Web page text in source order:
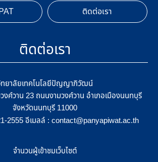
ติดต่อเรา
ติดต่อเรา
ยาลัยเทคโนโลยีปัญญาภิวัฒน์
งศ์วาน 23 ถนนงามวงศ์วาน อำเภอเมืองนนทบุรี
จังหวัดนนทบุรี 11000
2555 อีเมลล์ : contact@panyapiwat.ac.th
จำนวนผู้เข้าชมเว็บไซต์